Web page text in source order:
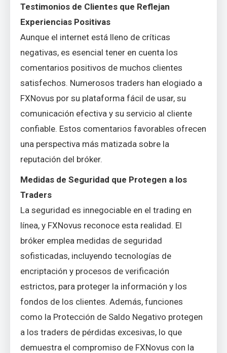
Testimonios de Clientes que Reflejan
Experiencias Positivas
Aunque el internet está lleno de críticas
negativas, es esencial tener en cuenta los
comentarios positivos de muchos clientes
satisfechos. Numerosos traders han elogiado a
FXNovus por su plataforma fácil de usar, su
comunicación efectiva y su servicio al cliente
confiable. Estos comentarios favorables ofrecen
una perspectiva más matizada sobre la
reputación del bróker.
Medidas de Seguridad que Protegen a los
Traders
La seguridad es innegociable en el trading en
línea, y FXNovus reconoce esta realidad. El
bróker emplea medidas de seguridad
sofisticadas, incluyendo tecnologías de
encriptación y procesos de verificación
estrictos, para proteger la información y los
fondos de los clientes. Además, funciones
como la Protección de Saldo Negativo protegen
a los traders de pérdidas excesivas, lo que
demuestra el compromiso de FXNovus con la